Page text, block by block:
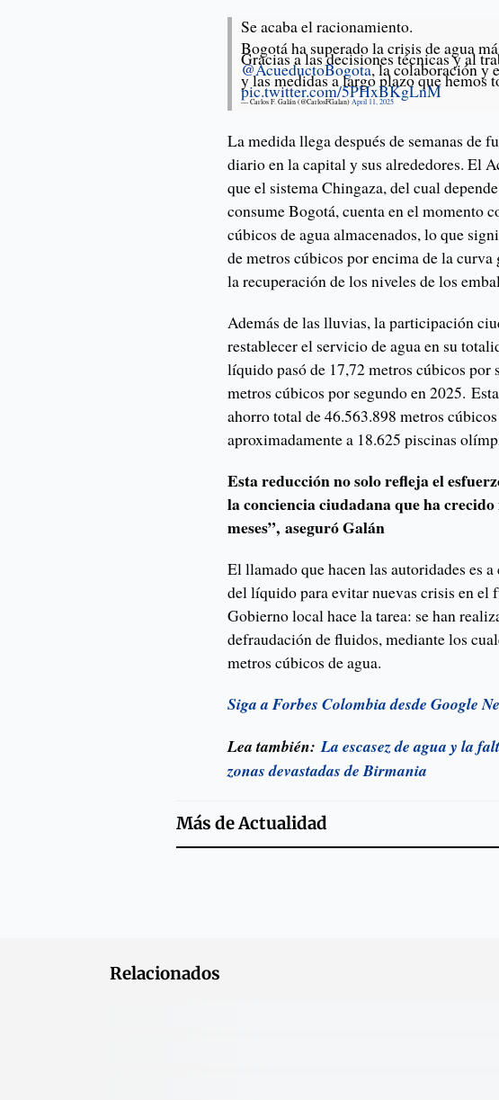
Se acaba el racionamiento.
Bogotá ha superado la crisis de agua
Gracias a las decisiones técnicas y al
@AcueductoBogota, la colaboración y
y las medidas a largo plazo que
pic.twitter.com/5PHxBKgLnM
— Carlos F. Galán (@CarlosFGalan)April 11, 2025
La medida llega después de semanas de
diario en la capital y sus alrededores. El
que el sistema Chingaza, del cual
consume Bogotá, cuenta en el momento
cúbicos de agua almacenados, lo que
de metros cúbicos por encima de la
la recuperación de los niveles de los
Además de las lluvias, la participación
restablecer el servicio de agua en su
líquido pasó de 17,72 metros cúbicos por
metros cúbicos por segundo en 2025.
ahorro total de 46.563.898 metros
aproximadamente a 18.625 piscinas
Esta reducción no solo refleja el
la conciencia ciudadana que ha
meses”, aseguró Galán
El llamado que hacen las autoridades es
del líquido para evitar nuevas crisis en el
Gobierno local hace la tarea: se han
defraudación de fluidos, mediante los
metros cúbicos de agua.
Siga a Forbes Colombia desde Google
Lea también:La escasez de agua y la
zonas devastadas de Birmania
Más deActualidad
Relacionados